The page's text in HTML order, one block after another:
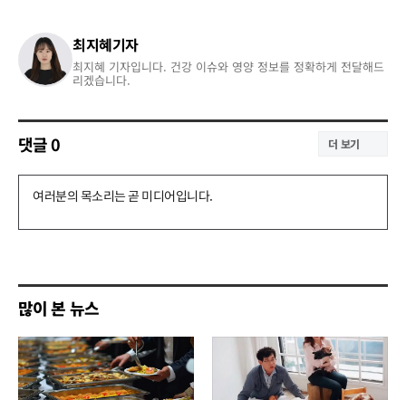
최지혜기자
최지혜 기자입니다. 건강 이슈와 영양 정보를 정확하게 전달해드
리겠습니다.
댓글0 더 보기
댓
기
많이 본 뉴스